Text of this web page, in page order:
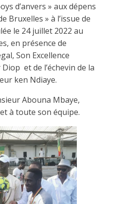
d’anvers » aux dépens
Bruxelles » à l’issue de
le 24 juillet 2022 au
en présence de
Son Excellence
et de l’échevin de la
ken Ndiaye.
Abouna Mbaye,
à toute son équipe.